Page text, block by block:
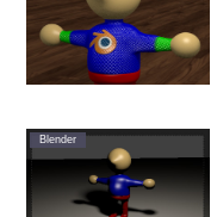
Blender